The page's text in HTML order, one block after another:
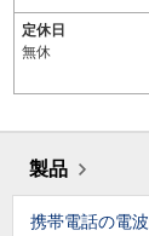
定休日
無休
製品
携帯電話の電